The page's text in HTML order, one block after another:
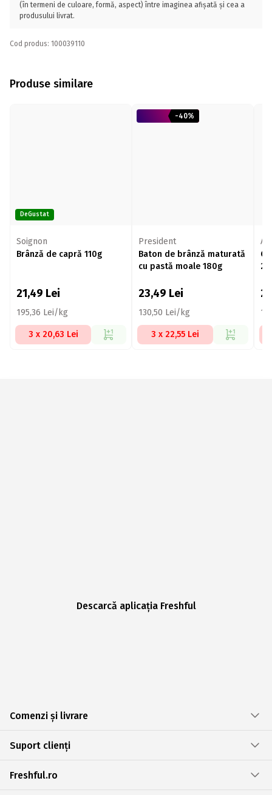
(în termeni de culoare, formă, aspect) între imaginea afișată și cea a
produsului livrat.
Cod produs: 100039110
Produse similare
DeGustat
Soignon
Brânză de capră 110g
21,49 Lei
195,36 Lei/kg
3 x 20,63 Lei
-40%
President
Baton de brânză maturată
cu pastă moale 180g
23,49 Lei
130,50 Lei/kg
3 x 22,55 Lei
Descarcă aplicația Freshful
Comenzi și livrare
Suport clienți
Freshful.ro